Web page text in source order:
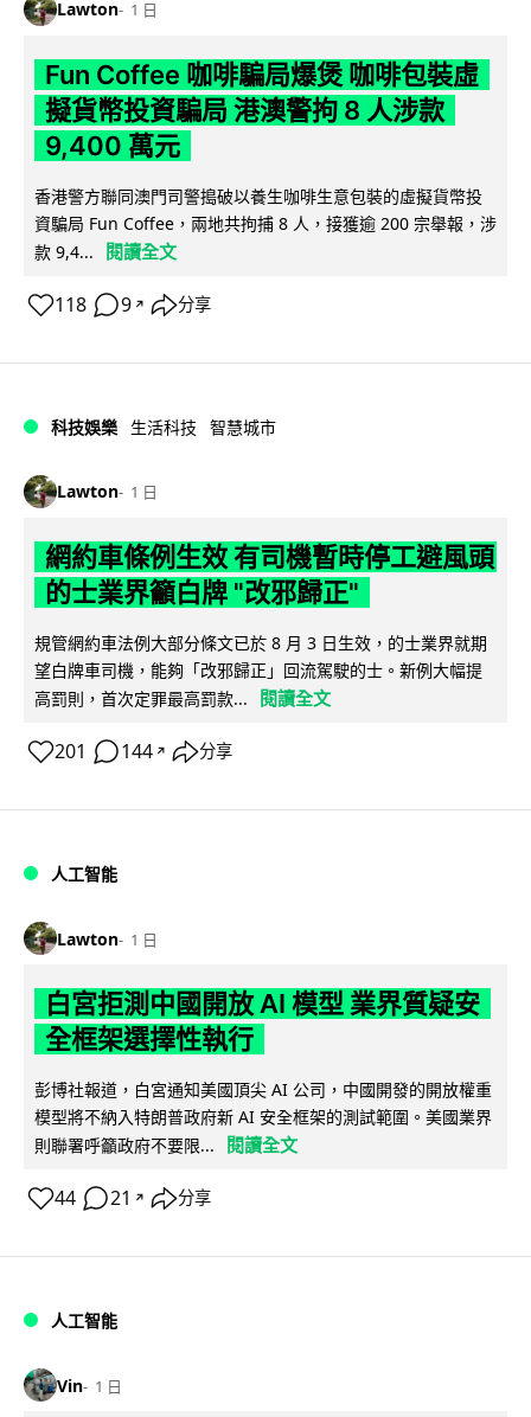
Lawton 1 日
Fun Coffee 咖啡騙局爆煲 咖啡包裝虛
擬貨幣投資騙局 港澳警拘 8 人涉款
9,400 萬元
香港警方聯同澳門司警搗破以養生咖啡生意包裝的虛擬貨幣投
資騙局 Fun Coffee，兩地共拘捕 8 人，接獲逾 200 宗舉報，涉
款 9,4...
閱讀全文
118 9 ↗ 分享
科技娛樂 生活科技 智慧城市
Lawton 1 日
網約車條例生效 有司機暫時停工避風頭
的士業界籲白牌 "改邪歸正"
規管網約車法例大部分條文已於 8 月 3 日生效，的士業界就期
望白牌車司機，能夠「改邪歸正」回流駕駛的士。新例大幅提
高罰則，首次定罪最高罰款...
閱讀全文
201 144 ↗ 分享
人工智能
Lawton 1 日
白宮拒測中國開放 AI 模型 業界質疑安
全框架選擇性執行
彭博社報道，白宮通知美國頂尖 AI 公司，中國開發的開放權重
模型將不納入特朗普政府新 AI 安全框架的測試範圍。美國業界
則聯署呼籲政府不要限...
閱讀全文
44 21 ↗ 分享
人工智能
Vin 1 日